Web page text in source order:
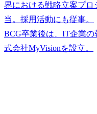
界における戦略立案プ
当。採用活動にも従事。
BCG卒業後は、IT企業